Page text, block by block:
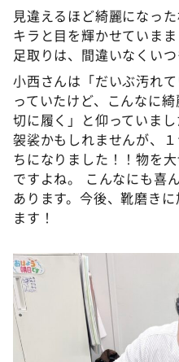
見違えるほど綺麗になっ
キラと目を輝かせていま
足取りは、間違いなくい
小西さんは「だいぶ汚れ
っていたけど、こんなに
切に履く」と仰っていま
袈裟かもしれませんが、
ちになりました！！物を
ですよね。 こんなにも喜
あります。今後、靴磨き
ます！